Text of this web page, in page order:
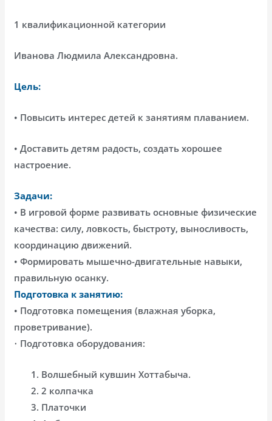
1 квалификационной категории
Иванова Людмила Александровна.
Цель:
• Повысить интерес детей к занятиям плаванием.
• Доставить детям радость, создать хорошее
настроение.
Задачи:
• В игровой форме развивать основные физические
качества: силу, ловкость, быстроту, выносливость,
координацию движений.
• Формировать мышечно-двигательные навыки,
правильную осанку.
Подготовка к занятию:
• Подготовка помещения (влажная уборка,
проветривание).
• Подготовка оборудования:
Волшебный кувшин Хоттабыча.
2 колпачка
Платочки